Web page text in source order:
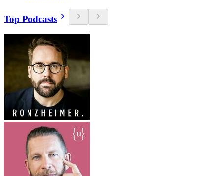
Top Podcasts